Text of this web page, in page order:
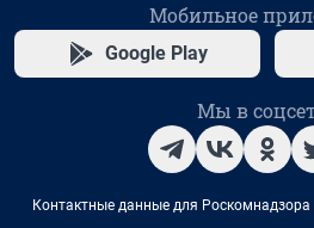
Мобильное
Google Play
Мы в
Контактные данные для Роскомнадзора